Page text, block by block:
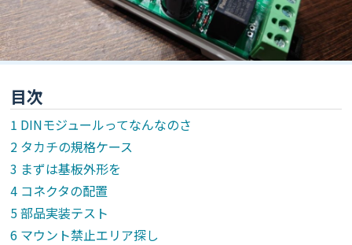
目次
DINモジュールってなんなのさ
タカチの規格ケース
まずは基板外形を
コネクタの配置
部品実装テスト
マウント禁止エリア探し